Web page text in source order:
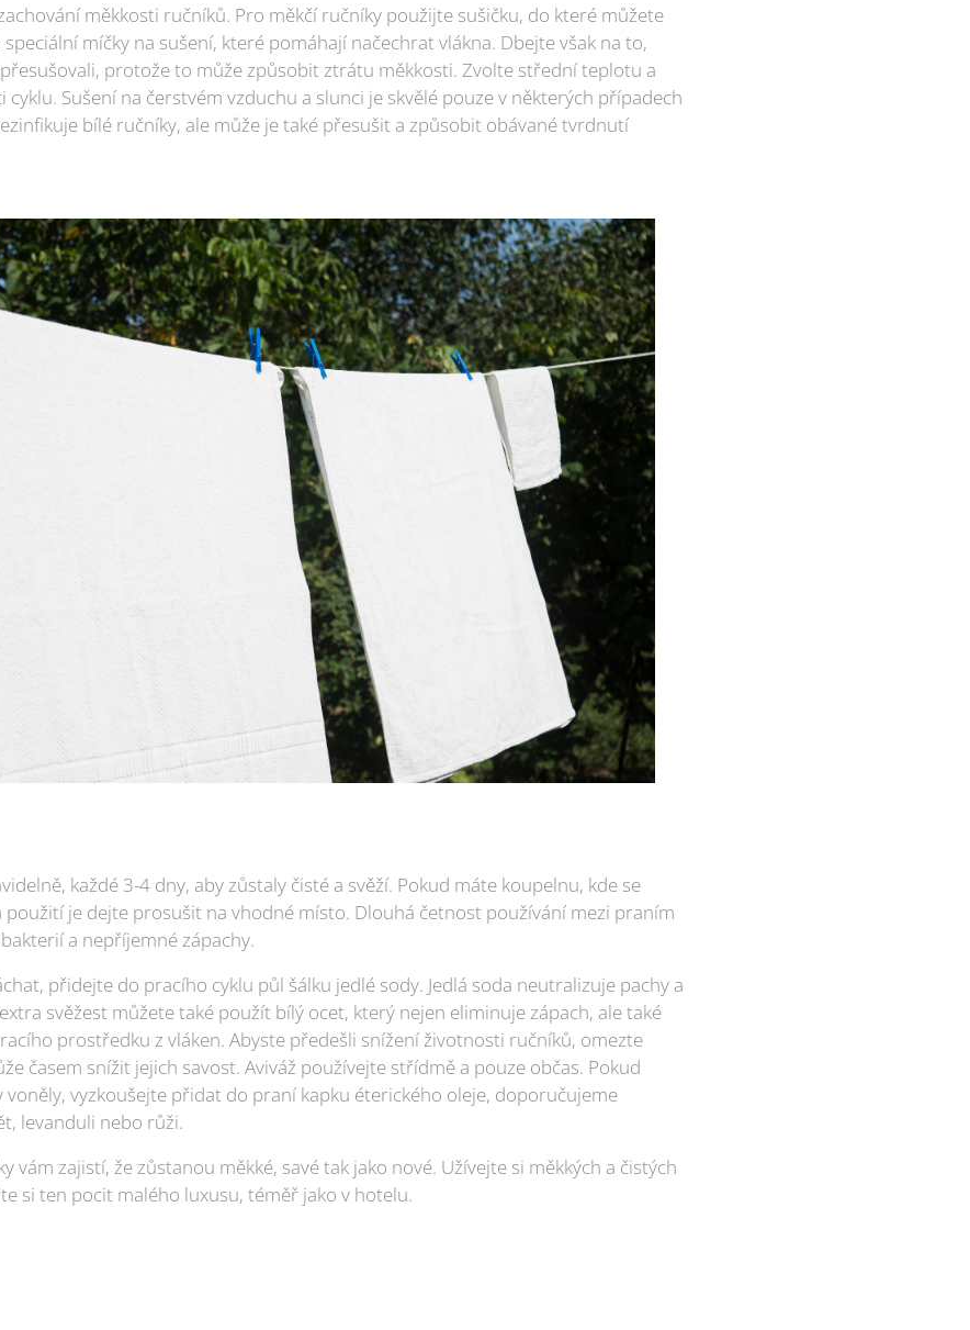
měkkosti ručníků. Pro měkčí ručníky použijte sušičku, do které můžete
míčky na sušení, které pomáhají načechrat vlákna. Dbejte však na to,
protože to může způsobit ztrátu měkkosti. Zvolte střední teplotu a
Sušení na čerstvém vzduchu a slunci je skvělé pouze v některých případech
bílé ručníky, ale může je také přesušit a způsobit obávané tvrdnutí
každé 3-4 dny, aby zůstaly čisté a svěží. Pokud máte koupelnu, kde se
je dejte prosušit na vhodné místo. Dlouhá četnost používání mezi praním
a nepříjemné zápachy.
přidejte do pracího cyklu půl šálku jedlé sody. Jedlá soda neutralizuje pachy a
svěžest můžete také použít bílý ocet, který nejen eliminuje zápach, ale také
prostředku z vláken. Abyste předešli snížení životnosti ručníků, omezte
časem snížit jejich savost. Aviváž používejte střídmě a pouze občas. Pokud
voněly, vyzkoušejte přidat do praní kapku éterického oleje, doporučujeme
levanduli nebo růži.
vám zajistí, že zůstanou měkké, savé tak jako nové. Užívejte si měkkých a čistých
si ten pocit malého luxusu, téměř jako v hotelu.